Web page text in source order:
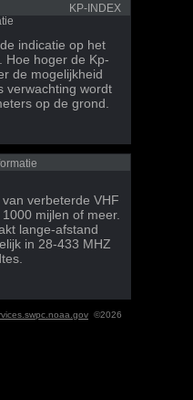
KP-INDEX
indicatie op het
Hoe hoger de Kp-
de mogelijkheid
verwachting wordt
op de grond.
verbeterde VHF
mijlen of meer.
lange-afstand
in 28-433 MHZ
©2026